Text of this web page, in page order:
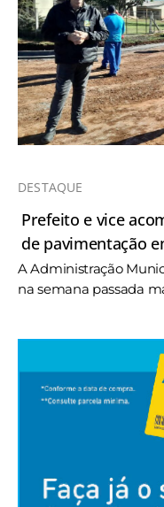
DESTAQUE
Prefeito e vice
de pavimentação
A Administração
na semana passada